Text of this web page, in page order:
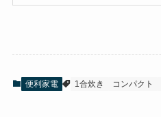
便利家電 1合炊き コンパクト